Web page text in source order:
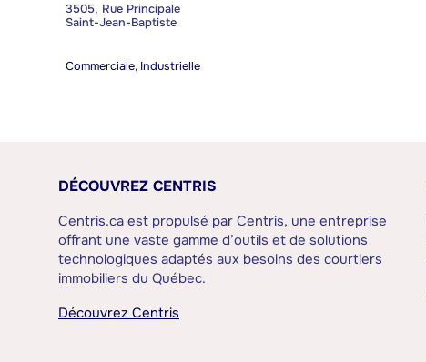
3505, Rue Principale
Saint-Jean-Baptiste
Commerciale, Industrielle
DÉCOUVREZ CENTRIS
Centris.ca est propulsé par Centris, une entreprise
offrant une vaste gamme d’outils et de solutions
technologiques adaptés aux besoins des courtiers
immobiliers du Québec.
Découvrez Centris